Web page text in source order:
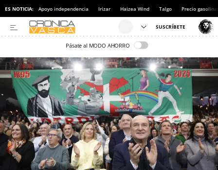
ES NOTICIA: Apoyo independencia Irizar Haizea Wind Talgo Precio gasolina
Pásate al MODO AHORRO